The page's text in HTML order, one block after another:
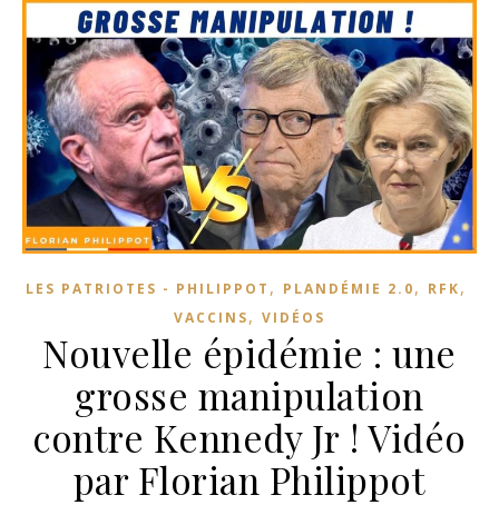
LES PATRIOTES - PHILIPPOT , PLANDÉMIE 2.0, RFK,
VACCINS, VIDÉOS
Nouvelle épidémie : une
grosse manipulation
contre Kennedy Jr ! Vidéo
par Florian Philippot